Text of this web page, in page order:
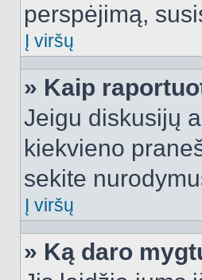
perspėjimą,
Į viršų
» Kaip
Jeigu diskusijų
kiekvieno
sekite
Į viršų
» Ką daro